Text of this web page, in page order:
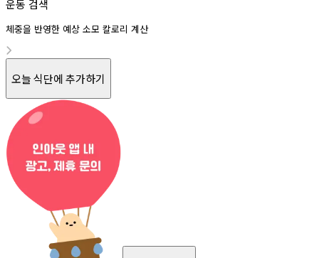
운동 검색
체중을 반영한 예상 소모 칼로리 계산
오늘 식단에 추가하기